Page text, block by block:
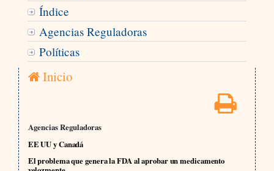
Índice
Agencias Reguladoras
Políticas
Inicio
Agencias Reguladoras
EE UU y Canadá
El problema que genera la FDA al aprobar un medicamento